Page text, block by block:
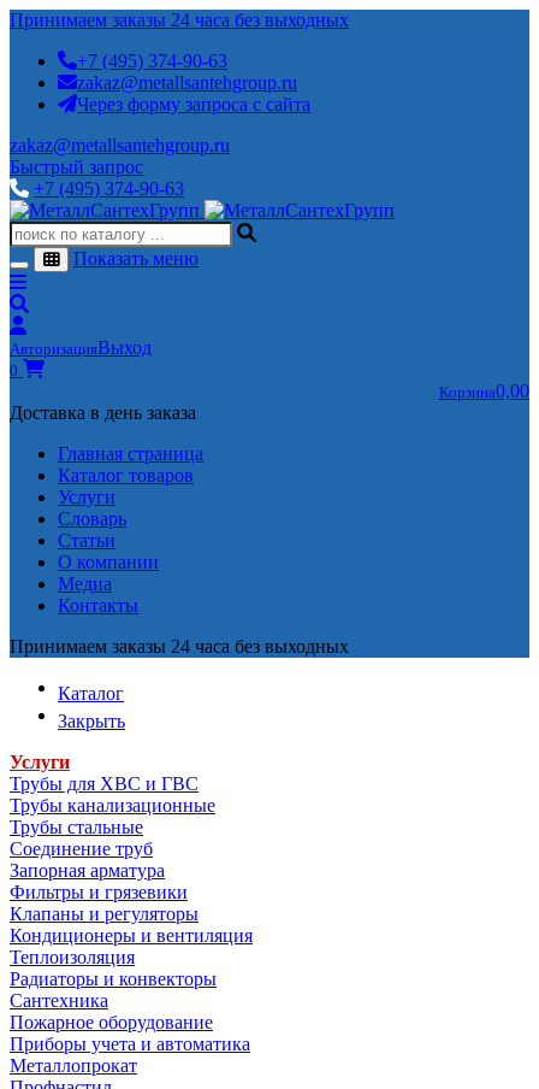
Принимаем заказы 24 часа без выходных
+7 (495) 374-90-63
zakaz@metallsantehgroup.ru
Через форму запроса с сайта
zakaz@metallsantehgroup.ru
Быстрый запрос
+7 (495) 374-90-63
Показать меню
АвторизацияВыход
0
Корзина0,00
Доставка в день заказа
Главная страница
Каталог товаров
Услуги
Словарь
Статьи
О компании
Медиа
Контакты
Принимаем заказы 24 часа без выходных
Каталог
Закрыть
Услуги
Трубы для ХВС и ГВС
Трубы канализационные
Трубы стальные
Соединение труб
Запорная арматура
Фильтры и грязевики
Клапаны и регуляторы
Кондиционеры и вентиляция
Теплоизоляция
Радиаторы и конвекторы
Сантехника
Пожарное оборудование
Приборы учета и автоматика
Металлопрокат